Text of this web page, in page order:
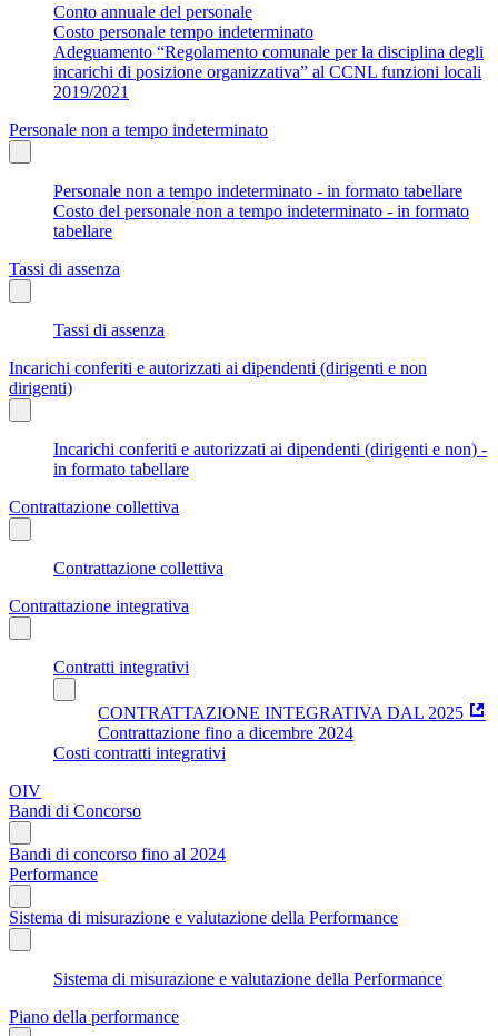
Conto annuale del personale
Costo personale tempo indeterminato
Adeguamento “Regolamento comunale per la disciplina degli
incarichi di posizione organizzativa” al CCNL funzioni locali
2019/2021
Personale non a tempo indeterminato
Personale non a tempo indeterminato - in formato tabellare
Costo del personale non a tempo indeterminato - in formato
tabellare
Tassi di assenza
Tassi di assenza
Incarichi conferiti e autorizzati ai dipendenti (dirigenti e non
dirigenti)
Incarichi conferiti e autorizzati ai dipendenti (dirigenti e non) -
in formato tabellare
Contrattazione collettiva
Contrattazione collettiva
Contrattazione integrativa
Contratti integrativi
CONTRATTAZIONE INTEGRATIVA DAL 2025
Contrattazione fino a dicembre 2024
Costi contratti integrativi
OIV
Bandi di Concorso
Bandi di concorso fino al 2024
Performance
Sistema di misurazione e valutazione della Performance
Sistema di misurazione e valutazione della Performance
Piano della performance